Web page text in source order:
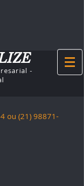
-
ou (21) 98871-